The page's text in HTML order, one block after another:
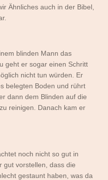
Ähnliches auch in der Bibel,
blinden Mann das
geht er sogar einen Schritt
nicht tun würden. Er
belegten Boden und rührt
dann dem Blinden auf die
reinigen. Danach kam er
noch nicht so gut in
gut vorstellen, dass die
gestaunt haben, was da